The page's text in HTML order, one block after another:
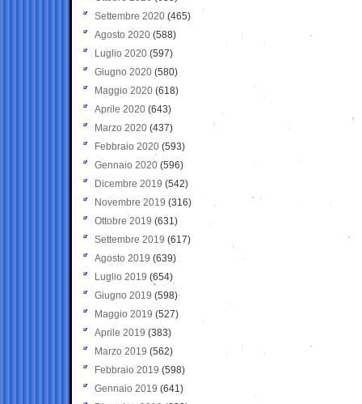
Settembre 2020(465)
Agosto 2020 (588)
Luglio 2020 (597)
Giugno 2020 (580)
Maggio 2020 (618)
Aprile 2020 (643)
Marzo 2020 (437)
Febbraio 2020 (593)
Gennaio 2020 (596)
Dicembre 2019 (542)
Novembre 2019 (316)
Ottobre 2019 (631)
Settembre 2019 (617)
Agosto 2019 (639)
Luglio 2019 (654)
Giugno 2019 (598)
Maggio 2019 (527)
Aprile 2019 (383)
Marzo 2019 (562)
Febbraio 2019 (598)
Gennaio 2019 (641)